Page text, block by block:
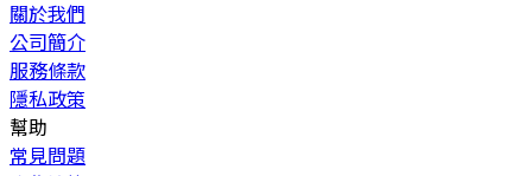
關於我們
公司簡介
服務條款
隱私政策
幫助
常見問題